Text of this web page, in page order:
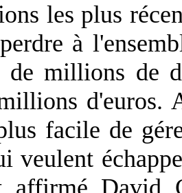
les plus
à
millions de
d'euros.
facile de
veulent